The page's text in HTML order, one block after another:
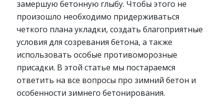
замершую бетонную глыбу. Чтобы этого не
произошло необходимо придерживаться
четкого плана укладки, создать благоприятные
условия для созревания бетона, а также
использовать особые противоморозные
присадки. В этой статье мы постараемся
ответить на все вопросы про зимний бетон и
особенности зимнего бетонирования.